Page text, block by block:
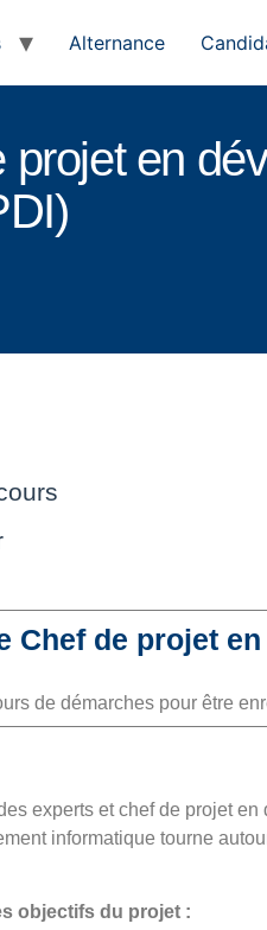
Alternance
projet en
Chef de projet
de démarches pour être
experts et chef de projet
informatique tourne
objectifs du projet :